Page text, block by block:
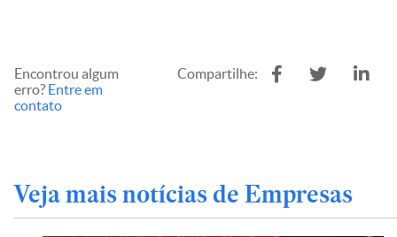
Encontrou algum
erro? Entre em
contato
Compartilhe:
Veja mais notícias de Empresas